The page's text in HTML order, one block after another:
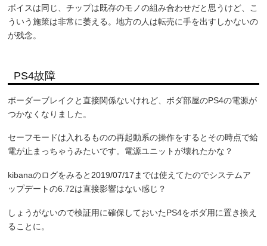
ボイスは同じ、チップは既存のモノの組み合わせだと思うけど、こ
ういう施策は非常に萎える。地方の人は転売に手を出すしかないの
が残念。
PS4故障
ボーダーブレイクと直接関係ないけれど、ボダ部屋のPS4の電源が
つかなくなりました。
セーフモードは入れるものの再起動系の操作をするとその時点で給
電が止まっちゃうみたいです。電源ユニットが壊れたかな？
kibanaのログをみると2019/07/17までは使えてたのでシステムア
ップデートの6.72は直接影響はない感じ？
しょうがないので検証用に確保しておいたPS4をボダ用に置き換え
ることに。